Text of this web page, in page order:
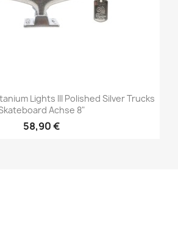
Lights III Polished Silver Trucks
Achse 8"
58,90 €